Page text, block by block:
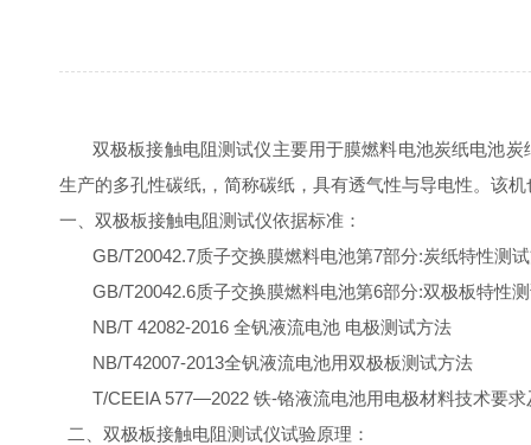
双极板接触电阻测试仪主要用于膜燃料电池炭纸电池炭
生产的多孔性碳纸, ，简称碳纸， 具有透气性与导电性。 该机
一、双极板接触电阻测试仪依据标准：
GB/T20042.7质子交换膜燃料电池第7部分:炭纸特性测
GB/T20042.6质子交换膜燃料电池第6部分:双极板特性
NB/T 42082-2016 全钒液流电池 电极测试方法
NB/T42007-2013全钒液流电池用双极板测试方法
T/CEEIA 577—2022 铁-铬液流电池用电极材料技术要
二、双极板接触电阻测试仪试验原理：